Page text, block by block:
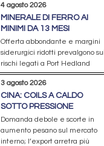
4 agosto 2026
MINERALE DI FERRO AI
MINIMI DA 13 MESI
Offerta abbondante e margini
siderurgici ridotti prevalgono sui
rischi legati a Port Hedland
3 agosto 2026
CINA: COILS A CALDO
SOTTO PRESSIONE
Domanda debole e scorte in
aumento pesano sul mercato
interno; l’export arretra più